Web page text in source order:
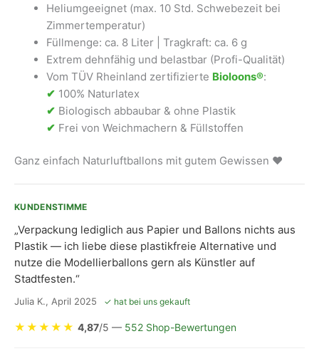
Heliumgeeignet (max. 10 Std. Schwebezeit bei
Zimmertemperatur)
Füllmenge: ca. 8 Liter | Tragkraft: ca. 6 g
Extrem dehnfähig und belastbar (Profi-Qualität)
Vom TÜV Rheinland zertifizierte Bioloons®:
✔ 100% Naturlatex
✔ Biologisch abbaubar & ohne Plastik
✔ Frei von Weichmachern & Füllstoffen
Ganz einfach Naturluftballons mit gutem Gewissen ❤
KUNDENSTIMME
„Verpackung lediglich aus Papier und Ballons nichts aus
Plastik — ich liebe diese plastikfreie Alternative und
nutze die Modellierballons gern als Künstler auf
Stadtfesten.“
Julia K., April 2025 ✓ hat bei uns gekauft
★ ★ ★ ★ ★ 4,87/5 — 552 Shop-Bewertungen